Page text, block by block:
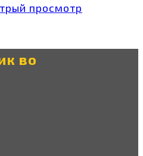
просмотр
во